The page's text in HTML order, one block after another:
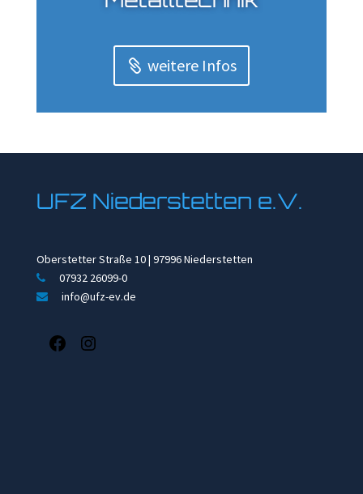
weitere Infos
UFZ Niederstetten e.V.
Oberstetter Straße 10 | 97996 Niederstetten
07932 26099-0
info@ufz-ev.de
Facebook